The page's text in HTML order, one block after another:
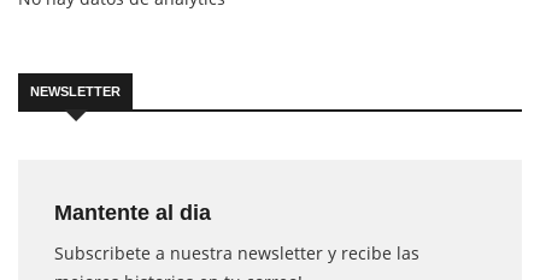
NEWSLETTER
Mantente al dia
Subscribete a nuestra newsletter y recibe las